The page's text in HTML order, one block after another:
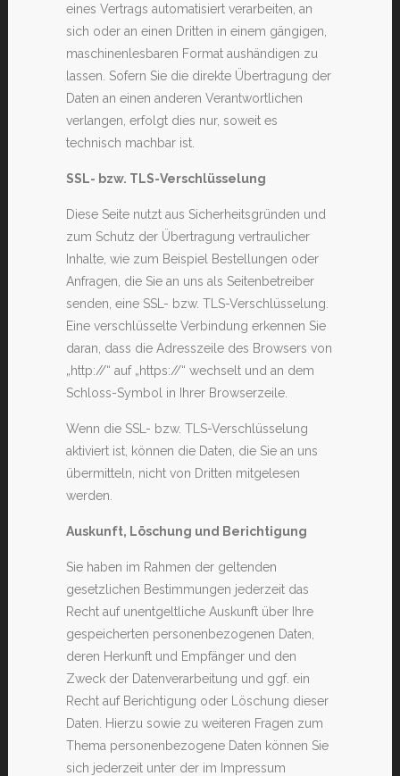
eines Vertrags automatisiert verarbeiten, an
sich oder an einen Dritten in einem gängigen,
maschinenlesbaren Format aushändigen zu
lassen. Sofern Sie die direkte Übertragung der
Daten an einen anderen Verantwortlichen
verlangen, erfolgt dies nur, soweit es
technisch machbar ist.
SSL- bzw. TLS-Verschlüsselung
Diese Seite nutzt aus Sicherheitsgründen und
zum Schutz der Übertragung vertraulicher
Inhalte, wie zum Beispiel Bestellungen oder
Anfragen, die Sie an uns als Seitenbetreiber
senden, eine SSL- bzw. TLS-Verschlüsselung.
Eine verschlüsselte Verbindung erkennen Sie
daran, dass die Adresszeile des Browsers von
„http://“ auf „https://“ wechselt und an dem
Schloss-Symbol in Ihrer Browserzeile.
Wenn die SSL- bzw. TLS-Verschlüsselung
aktiviert ist, können die Daten, die Sie an uns
übermitteln, nicht von Dritten mitgelesen
werden.
Auskunft, Löschung und Berichtigung
Sie haben im Rahmen der geltenden
gesetzlichen Bestimmungen jederzeit das
Recht auf unentgeltliche Auskunft über Ihre
gespeicherten personenbezogenen Daten,
deren Herkunft und Empfänger und den
Zweck der Datenverarbeitung und ggf. ein
Recht auf Berichtigung oder Löschung dieser
Daten. Hierzu sowie zu weiteren Fragen zum
Thema personenbezogene Daten können Sie
sich jederzeit unter der im Impressum